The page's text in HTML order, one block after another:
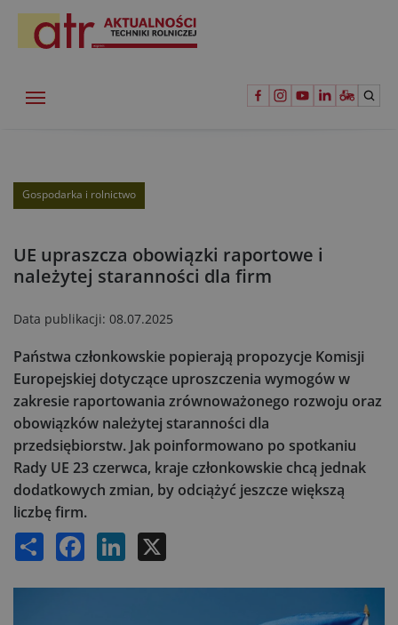
Gospodarka i rolnictwo
UE upraszcza obowiązki raportowe i
należytej staranności dla firm
Data publikacji: 08.07.2025
Państwa członkowskie popierają propozycje Komisji
Europejskiej dotyczące uproszczenia wymogów w
zakresie raportowania zrównoważonego rozwoju oraz
obowiązków należytej staranności dla
przedsiębiorstw. Jak poinformowano po spotkaniu
Rady UE 23 czerwca, kraje członkowskie chcą jednak
dodatkowych zmian, by odciążyć jeszcze większą
liczbę firm.
Share Facebook LinkedIn